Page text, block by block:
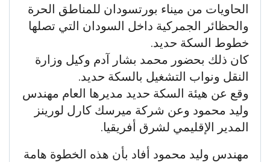
الحاويات من ميناء بورتسودان للمناطق الحرة
والحظائر الجمركية داخل السودان التي تصلها
خطوط السكة حديد.
كان ذلك بحضور محمد بشار آدم وكيل وزارة
النقل ونواب التشغيل بالسكة حديد.
وقع عن هيئة السكة حديد مديرها العام مهندس
وليد محمود وعن شركة ميرسك كارل لورينز
المدير الإقليمي لشرق أفريقيا.
مهندس وليد محمود أفاد بأن هذه الخطوة هامة